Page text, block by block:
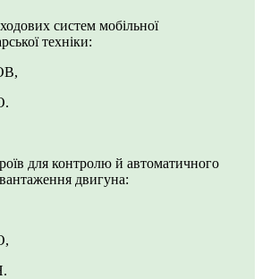
систем мобільної
техніки:
для контролю й автоматичного
двигуна: